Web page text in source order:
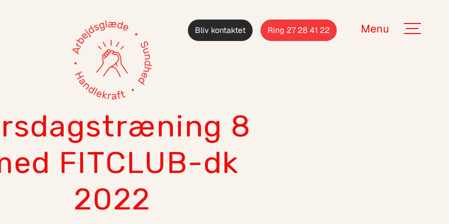
Menu
Bliv kontaktet Ring 27 28 41 22
8
FITCLUB-dk
2022